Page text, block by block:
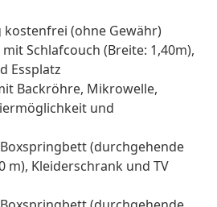
kostenfrei (ohne Gewähr)
Schlafcouch (Breite: 1,40m),
Essplatz
Backröhre, Mikrowelle,
und
(durchgehende
m), Kleiderschrank und TV